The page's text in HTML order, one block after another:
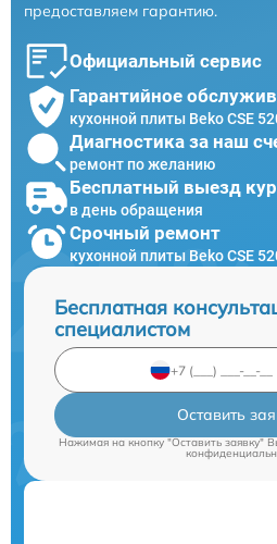
предоставляем гарантию.
Официальный сервис
Гарантийное
кухонной плиты Beko CSE
Диагностика за наш
ремонт по желанию
Бесплатный выезд
в день обращения
Срочный ремонт
кухонной плиты Beko CSE
Бесплатная
специалистом
Оставить
Нажимая на кнопку "Оставить заявку"